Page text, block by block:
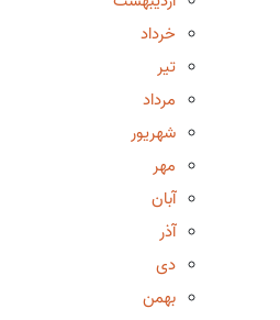
خرداد
تیر
مرداد
شهریور
مهر
آبان
آذر
دی
بهمن